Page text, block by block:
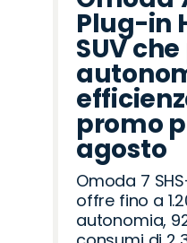
Plug-in
SUV
promo
agosto
Omoda 7
offre fino a
autonomia,